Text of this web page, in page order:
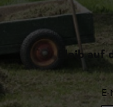
Bleib